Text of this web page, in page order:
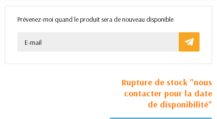
Prévenez-moi quand le produit sera de nouveau disponible
Rupture de stock "nous
contacter pour la date
de disponibilité"